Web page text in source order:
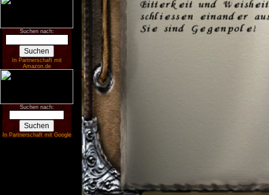
Suchen nach:
In Partnerschaft mit
Amazon.de
Suchen nach:
In Partnerschaft mit Google